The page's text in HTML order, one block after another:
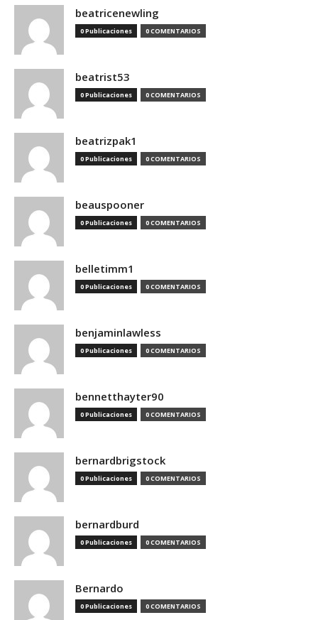
beatricenewling
0 Publicaciones 0 COMENTARIOS
beatrist53
0 Publicaciones 0 COMENTARIOS
beatrizpak1
0 Publicaciones 0 COMENTARIOS
beauspooner
0 Publicaciones 0 COMENTARIOS
belletimm1
0 Publicaciones 0 COMENTARIOS
benjaminlawless
0 Publicaciones 0 COMENTARIOS
bennetthayter90
0 Publicaciones 0 COMENTARIOS
bernardbrigstock
0 Publicaciones 0 COMENTARIOS
bernardburd
0 Publicaciones 0 COMENTARIOS
Bernardo
0 Publicaciones 0 COMENTARIOS